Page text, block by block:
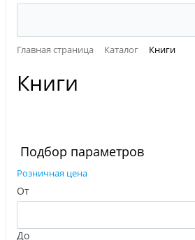
Главная страница Каталог Книги
Книги
Подбор параметров
Розничная цена
От
До